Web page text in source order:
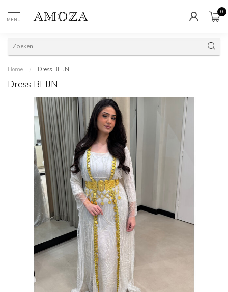
MENU
0
Home / Dress BEIJN
Dress BEIJN